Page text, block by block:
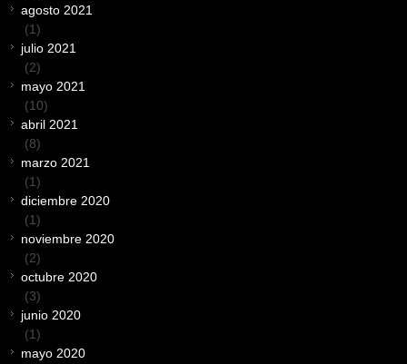
agosto 2021
(1)
julio 2021
(2)
mayo 2021
(10)
abril 2021
(8)
marzo 2021
(1)
diciembre 2020
(1)
noviembre 2020
(2)
octubre 2020
(3)
junio 2020
(1)
mayo 2020